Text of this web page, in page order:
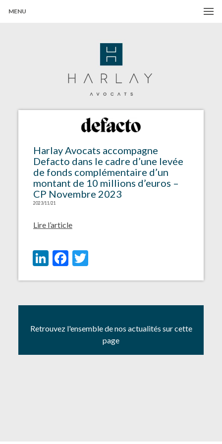
MENU
Harlay Avocats accompagne
Defacto dans le cadre d’une levée
de fonds complémentaire d’un
montant de 10 millions d’euros –
CP Novembre 2023
2023/11/21
Lire l’article
LinkedIn
Facebook
Twitter
Retrouvez l'ensemble de nos actualités sur cette
page